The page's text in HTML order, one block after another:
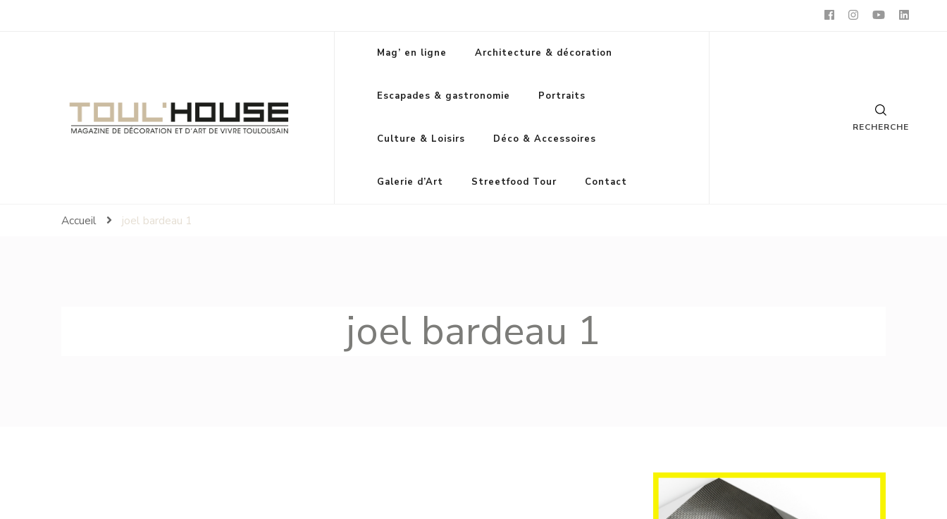
Toul'House
Magazine de Décoration et d'Art de Vivre.
Mag’ en ligne Architecture & décoration
Escapades & gastronomie Portraits
Culture & Loisirs Déco & Accessoires
Galerie d’Art Streetfood Tour Contact
RECHERCHE
Accueil joel bardeau 1
joel bardeau 1